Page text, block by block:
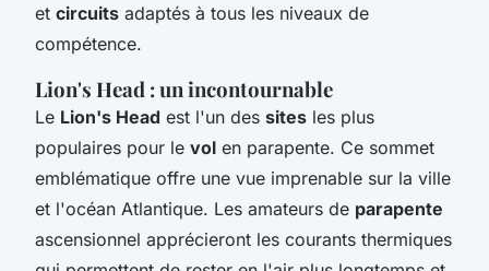
et circuits adaptés à tous les niveaux de
compétence.
Lion's Head : un incontournable
Le Lion's Head est l'un des sites les plus
populaires pour le vol en parapente. Ce sommet
emblématique offre une vue imprenable sur la ville
et l'océan Atlantique. Les amateurs de parapente
ascensionnel apprécieront les courants thermiques